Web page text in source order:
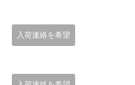
入荷連絡を希望